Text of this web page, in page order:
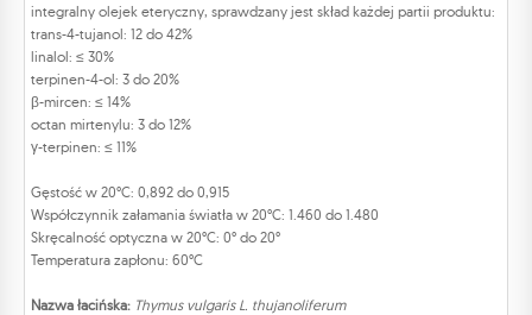
integralny olejek eteryczny, sprawdzany jest skład każdej partii produktu:
trans-4-tujanol: 12 do 42%
linalol: ≤ 30%
terpinen-4-ol: 3 do 20%
β-mircen: ≤ 14%
octan mirtenylu: 3 do 12%
γ-terpinen: ≤ 11%
Gęstość w 20°C: 0,892 do 0,915
Współczynnik załamania światła w 20°C: 1.460 do 1.480
Skręcalność optyczna w 20°C: 0° do 20°
Temperatura zapłonu: 60°C
Nazwa łacińska: Thymus vulgaris L. thujanoliferum